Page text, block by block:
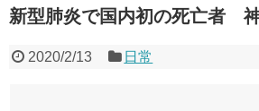
新型肺炎で国内初の死亡者
2020/2/13 日常